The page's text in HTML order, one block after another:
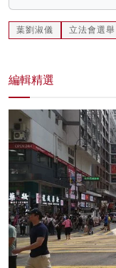
葉劉淑儀 立法會選舉
編輯精選